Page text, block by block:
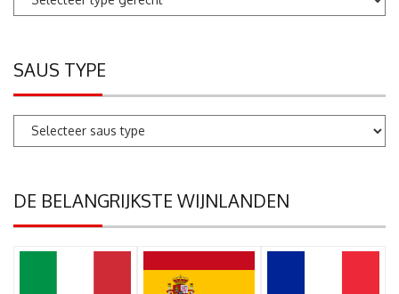
SAUS TYPE
DE BELANGRIJKSTE WIJNLANDEN